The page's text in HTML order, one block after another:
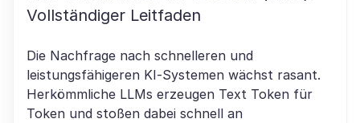
Vollständiger Leitfaden
Die Nachfrage nach schnelleren und
leistungsfähigeren KI-Systemen wächst rasant.
Herkömmliche LLMs erzeugen Text Token für
Token und stoßen dabei schnell an